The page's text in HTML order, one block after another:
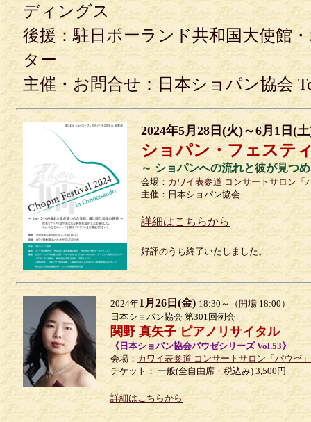
ディングス
後援：駐日ポーランド共和国大使館
ター
主催・お問合せ：日本ショパン協会
2024年5月28日(火)～6月1日(
ショパン・フェステ
～ ショパンへの流れと彼が見つ
会場： カワイ表参道 コンサートサロン「
主催：日本ショパン協会
詳細はこちらから
好評のうち終了いたしました。
2024年1月26日(金) 18:30～（開場 18:00）
日本ショパン協会 第301回例会
関野 真矢子 ピアノリサイタル
《日本ショパン協会パウゼシリーズ Vol.53》
会場： カワイ表参道 コンサートサロン「パウゼ」
チケット： 一般(全自由席・税込み) 3,500円
詳細はこちらから